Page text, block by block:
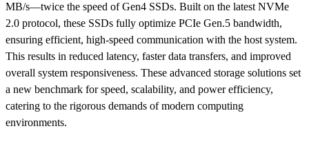
MB/s—twice the speed of Gen4 SSDs. Built on the latest NVMe
2.0 protocol, these SSDs fully optimize PCIe Gen.5 bandwidth,
ensuring efficient, high-speed communication with the host system.
This results in reduced latency, faster data transfers, and improved
overall system responsiveness. These advanced storage solutions set
a new benchmark for speed, scalability, and power efficiency,
catering to the rigorous demands of modern computing
environments.